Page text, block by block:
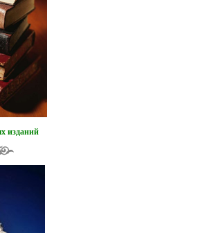
изданий